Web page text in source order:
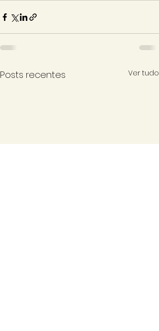
Posts recentes Ver tudo